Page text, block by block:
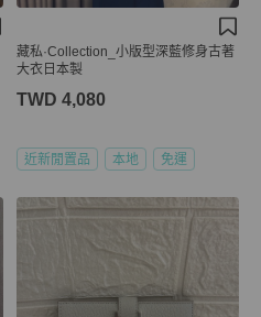
藏私·Collection_小版型深藍修身古著
大衣日本製
TWD 4,080
近新閒置品 本地 免運